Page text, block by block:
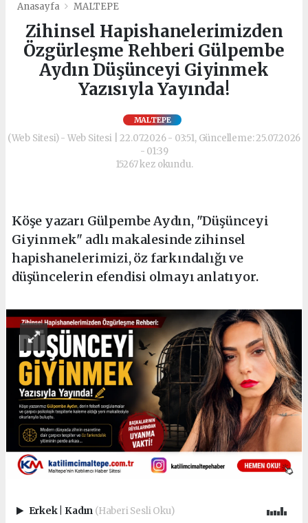
Anasayfa MALTEPE
Zihinsel Hapishanelerimizden
Özgürleşme Rehberi Gülpembe
Aydın Düşünceyi Giyinmek
Yazısıyla Yayında!
MALTEPE
(Web Sitesi) - Web Sitesi | 22.07.2026 - 03:51, Güncelleme: 25.07.2026
- 01:39
15267 kez okundu.
Köşe yazarı Gülpembe Aydın, "Düşünceyi
Giyinmek" adlı makalesinde zihinsel
hapishanelerimizi, öz farkındalığı ve
düşüncelerin efendisi olmayı anlatıyor.
Erkek Kadın (Haberi Sesli Oku)